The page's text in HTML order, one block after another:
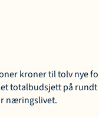
kroner til tolv nye
totalbudsjett på
næringslivet.